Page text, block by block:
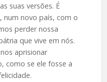
suas versões. É
num novo país, com o
perder nossa
que vive em nós.
aprisionar
como se ele fosse a